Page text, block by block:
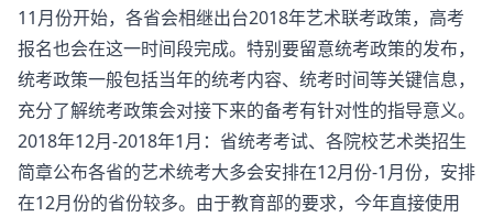
11月份开始，各省会相继出台2018年艺术联考政策，高考
报名也会在这一时间段完成。特别要留意统考政策的发布，
统考政策一般包括当年的统考内容、统考时间等关键信息，
充分了解统考政策会对接下来的备考有针对性的指导意义。
2018年12月-2018年1月：省统考考试、各院校艺术类招生
简章公布各省的艺术统考大多会安排在12月份-1月份，安排
在12月份的省份较多。由于教育部的要求，今年直接使用